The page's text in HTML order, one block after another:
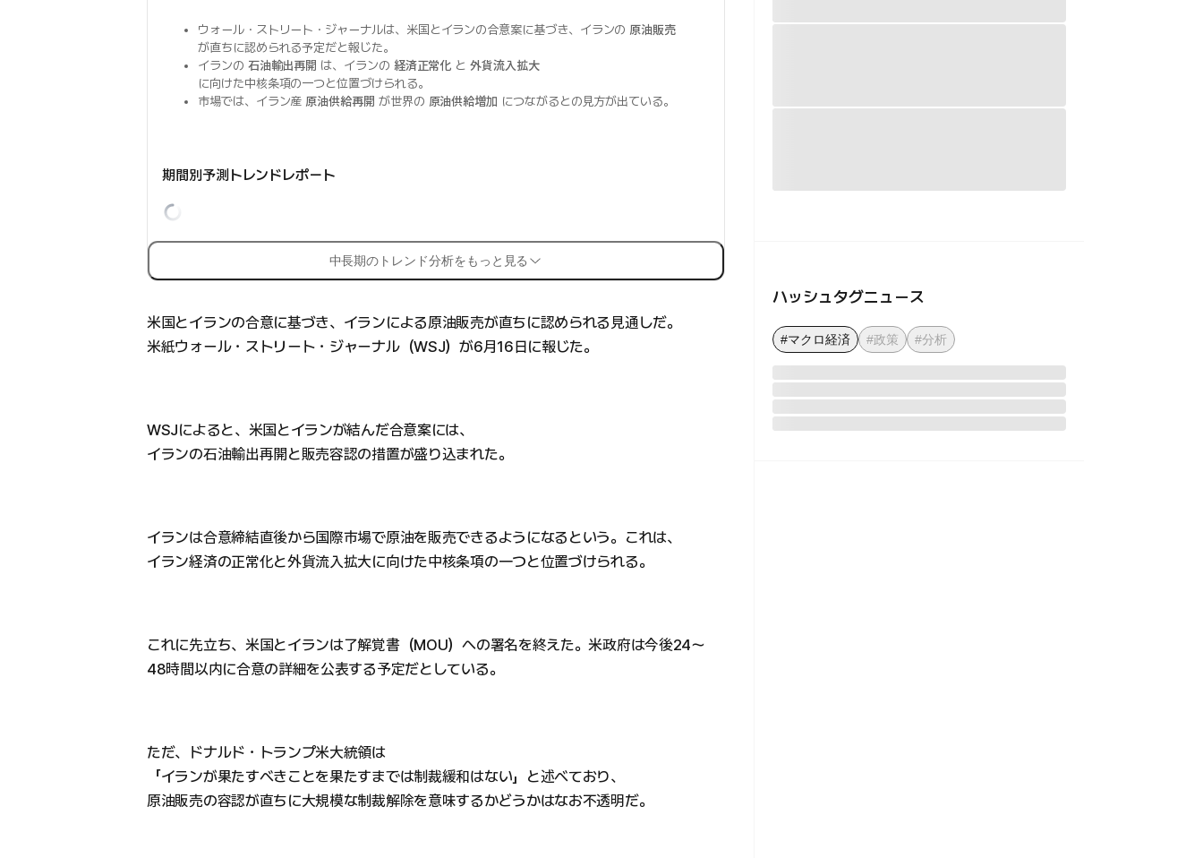
ウォール・ストリート・ジャーナルは、米国とイランの合意案に基づき、イランの 原油販売
が直ちに認められる予定だと報じた。
イランの 石油輸出再開 は、イランの 経済正常化 と外貨流入拡大
に向けた中核条項の一つと位置づけられる。
市場では、イラン産 原油供給再開 が世界の 原油供給増加 につながるとの見方が出ている。
期間別予測トレンドレポート
中長期のトレンド分析をもっと見る
米国とイランの合意に基づき、イランによる原油販売が直ちに認められる見通しだ。
米紙ウォール・ストリート・ジャーナル（WSJ）が6月16日に報じた。
WSJによると、米国とイランが結んだ合意案には、
イランの石油輸出再開と販売容認の措置が盛り込まれた。
イランは合意締結直後から国際市場で原油を販売できるようになるという。これは、
イラン経済の正常化と外貨流入拡大に向けた中核条項の一つと位置づけられる。
これに先立ち、米国とイランは了解覚書（MOU）への署名を終えた。米政府は今後24〜
48時間以内に合意の詳細を公表する予定だとしている。
ただ、ドナルド・トランプ米大統領は
「イランが果たすべきことを果たすまでは制裁緩和はない」と述べており、
原油販売の容認が直ちに大規模な制裁解除を意味するかどうかはなお不透明だ。
ハッシュタグニュース
#マクロ経済 #政策 #分析